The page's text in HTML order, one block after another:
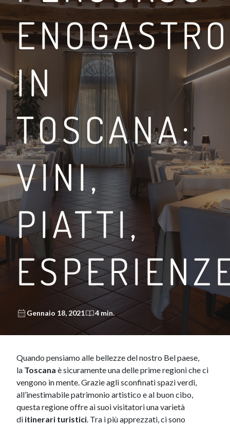
COSA FARE A
IN VIGNA
LEGGI DI PIÙ
IN
TOSCANA:
VINI,
PIATTI,
Gennaio 18, 2021 4 min.
Quando pensiamo alle bellezze del nostro Bel paese,
la Toscana è sicuramente una delle prime regioni che ci
vengono in mente. Grazie agli sconfinati spazi verdi,
all’inestimabile pat​rimonio artistico e al buon cibo,
questa regione offre ai suoi visitatori una varietà
di itinerari turistici. Tra i più apprezzati, ci sono